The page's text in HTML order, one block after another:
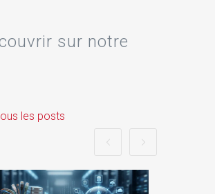
sur notre
les posts